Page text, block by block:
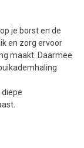
je borst en de
en zorg ervoor
maakt. Daarmee
diepe